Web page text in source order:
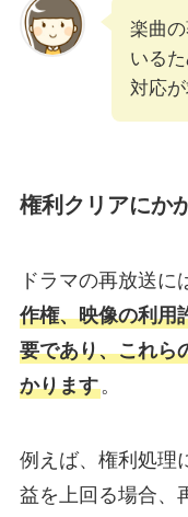
楽曲
いる
対応が
権利クリアにか
ドラマの再放送に
作権、映像の利用
要であり、これら
かります。
例えば、権利処理
益を上回る場合、